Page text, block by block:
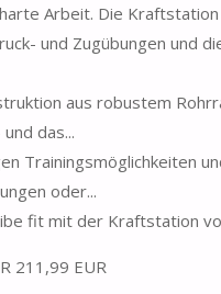
Arbeit. Die
und Zugübungen und
aus robustem
das...
Trainingsmöglichkeiten
oder...
fit mit der Kraftstation
211,99 EUR